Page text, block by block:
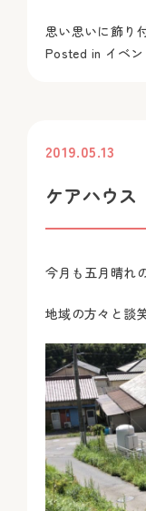
思い思いに飾り
Posted in イベ
2019.05.13
ケアハウ
今月も五月晴れ
地域の方々と談